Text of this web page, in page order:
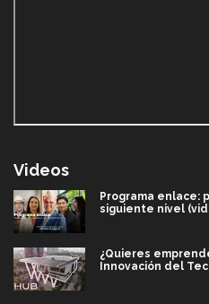
Videos
Programa enlace:
siguiente nivel
¿Quieres
Innovación del